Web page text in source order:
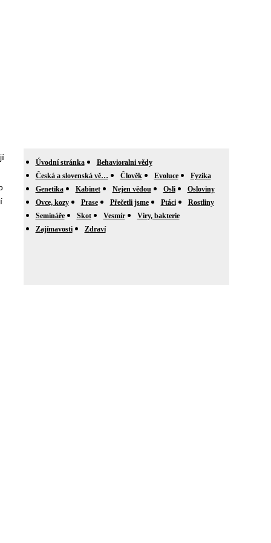
Úvodní stránka
Behavioralni vědy
Česká a slovenská vě…
Člověk Evoluce
Fyzika
Genetika
Kabinet Nejen vědou Osli
Osloviny
Ovce, kozy
Prase Přečetli jsme Ptáci
Rostliny
Semináře
Skot Vesmír
Viry, bakterie
Zajímavosti
Zdraví